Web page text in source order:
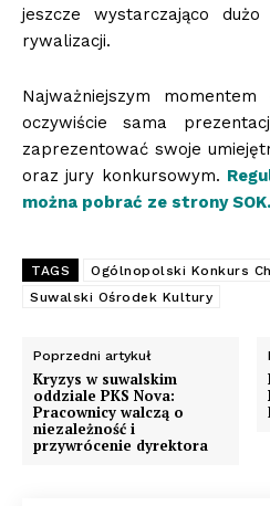
jeszcze wystarczająco
rywalizacji.
Najważniejszym
oczywiście sama
zaprezentować swoje
oraz jury konkursowym.
można pobrać ze strony SOK.
TAGS
Ogólnopolski Konkurs
Suwalski Ośrodek Kultury
Poprzedni artykuł
Kryzys w suwalskim
oddziale PKS Nova:
Pracownicy walczą o
niezależność i
przywrócenie dyrektora